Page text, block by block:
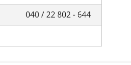
040 / 22 802 - 644